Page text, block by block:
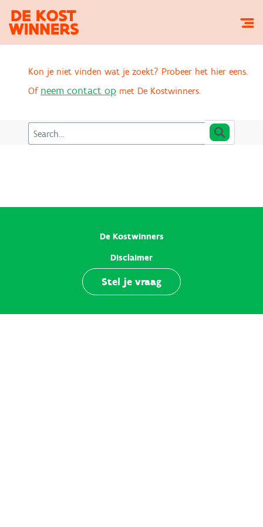
Kon je niet vinden wat je zoekt? Probeer het hier eens.
Of neem contact op met De Kostwinners.
De Kostwinners
Disclaimer
Stel je vraag